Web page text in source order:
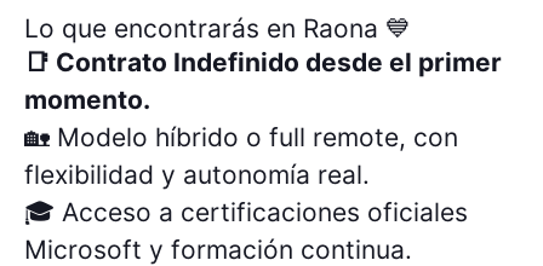
Lo que encontrarás en Raona 💙
📑 Contrato Indefinido desde el primer
momento.
🏡 Modelo híbrido o full remote, con
flexibilidad y autonomía real.
🎓 Acceso a certificaciones oficiales
Microsoft y formación continua.